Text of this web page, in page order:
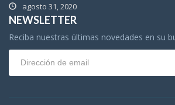
agosto 31, 2020
NEWSLETTER
Reciba nuestras últimas novedades en su